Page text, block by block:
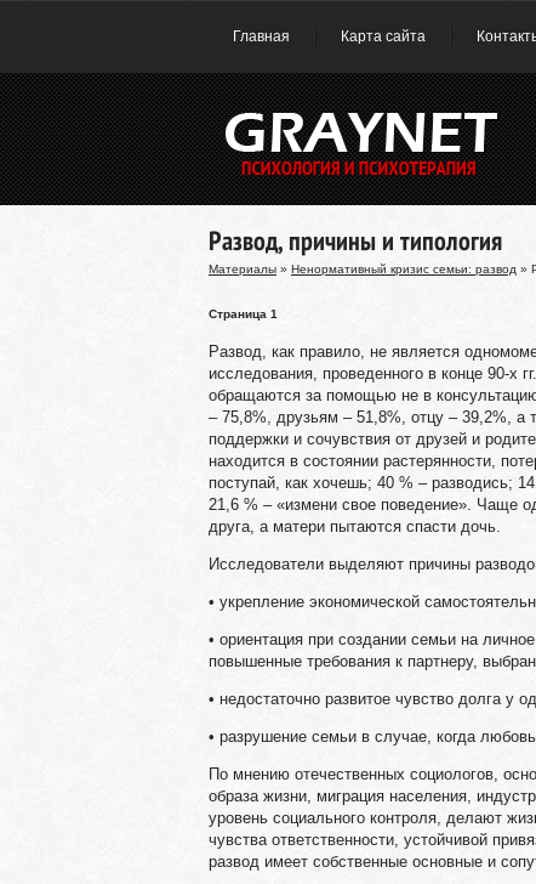
Главная Карта сайта
Развод, причины и типология
Материалы » Ненормативный кризис семьи: развод »
Страница 1
Развод, как правило, не является
исследования, проведенного в конце 90-х
обращаются за помощью не в
– 75,8%, друзьям – 51,8%, отцу – 39,2%,
поддержки и сочувствия от друзей и
находится в состоянии растерянности,
поступай, как хочешь; 40 % – разводись;
21,6 % – «измени свое поведение». Чаще
друга, а матери пытаются спасти дочь.
Исследователи выделяют причины
• укрепление экономической
• ориентация при создании семьи на
повышенные требования к партнеру,
• недостаточно развитое чувство долга у
• разрушение семьи в случае, когда
По мнению отечественных социологов,
образа жизни, миграция населения,
уровень социального контроля, делают
чувства ответственности, устойчивой
развод имеет собственные основные и